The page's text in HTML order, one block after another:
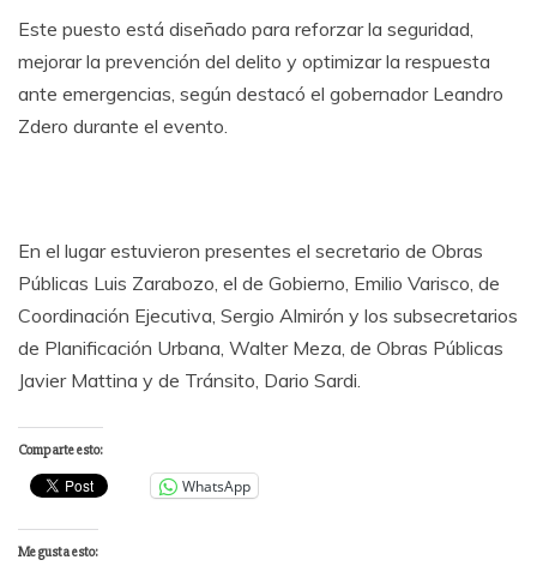
Este puesto está diseñado para reforzar la seguridad,
mejorar la prevención del delito y optimizar la respuesta
ante emergencias, según destacó el gobernador Leandro
Zdero durante el evento.
En el lugar estuvieron presentes el secretario de Obras
Públicas Luis Zarabozo, el de Gobierno, Emilio Varisco, de
Coordinación Ejecutiva, Sergio Almirón y los subsecretarios
de Planificación Urbana, Walter Meza, de Obras Públicas
Javier Mattina y de Tránsito, Dario Sardi.
Comparte esto:
WhatsApp
Me gusta esto: